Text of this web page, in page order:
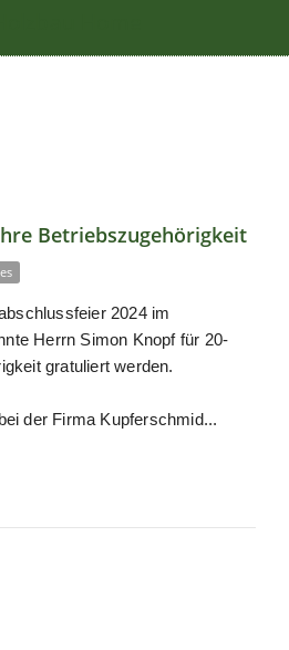
Betriebszugehörigkeit
2024 im
Herrn Simon Knopf für 20-
gratuliert werden.
der Firma Kupferschmid...